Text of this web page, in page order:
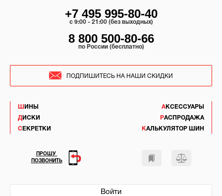
ШИНЫ
ДИСКИ
СЕКРЕТКИ
АКСЕССУАРЫ
РАСПРОДАЖА
КАЛЬКУЛЯТОР ШИН
Войти
+7 495 995-80-40
c 9:00 - 21:00 (без выходных)
8 800 500-80-66
по России (бесплатно)
ПОДПИШИТЕСЬ НА НАШИ СКИДКИ
ПРОШУ
ПОЗВОНИТЬ